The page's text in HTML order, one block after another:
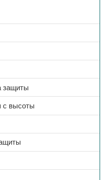
защиты
с высоты
рук,Перчатки МБС
в Vk
на
на топливозаправочных
свойствами МБС и